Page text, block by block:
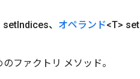
setIndices、 オペランド<T> set
ファクトリ メソッド。